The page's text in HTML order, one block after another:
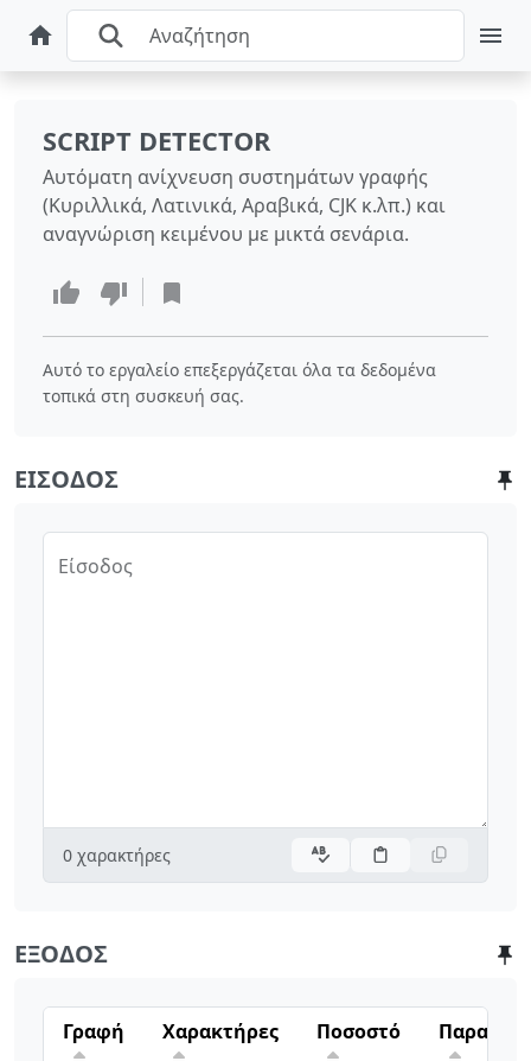
SCRIPT DETECTOR
Αυτόματη ανίχνευση συστημάτων γραφής
(Κυριλλικά, Λατινικά, Αραβικά, CJK κ.λπ.) και
αναγνώριση κειμένου με μικτά σενάρια.
Αυτό το εργαλείο επεξεργάζεται όλα τα δεδομένα
τοπικά στη συσκευή σας.
ΕΊΣΟΔΟΣ
Είσοδος
0 χαρακτήρες
ΈΞΟΔΟΣ
Γραφή Χαρακτήρες Ποσοστό